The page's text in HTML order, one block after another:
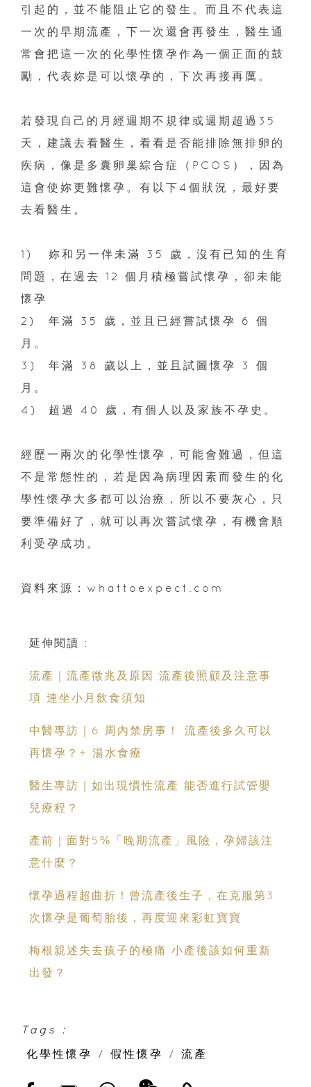
引起的，並不能阻止它的發生。而且不代表這
一次的早期流產，下一次還會再發生，醫生通
常會把這一次的化學性懷孕作為一個正面的鼓
勵，代表妳是可以懷孕的，下次再接再厲。
若發現自己的月經週期不規律或週期超過35
天，建議去看醫生，看看是否能排除無排卵的
疾病，像是多囊卵巢綜合症（PCOS），因為
這會使妳更難懷孕。有以下4個狀況，最好要
去看醫生。
1)
妳和另一伴未滿 35 歲，沒有已知的生育
問題，在過去 12 個月積極嘗試懷孕，卻未能
懷孕
2)
年滿 35 歲，並且已經嘗試懷孕 6 個
月。
3)
年滿 38 歲以上，並且試圖懷孕 3 個
月。
4)
超過 40 歲，有個人以及家族不孕史。
經歷一兩次的化學性懷孕，可能會難過，但這
不是常態性的，若是因為病理因素而發生的化
學性懷孕大多都可以治療，所以不要灰心，只
要準備好了，就可以再次嘗試懷孕，有機會順
利受孕成功。
資料來源：whattoexpect.com
延伸閱讀 :
流產｜流產徵兆及原因 流產後照顧及注意事
項 連坐小月飲食須知
中醫專訪｜6 周內禁房事！ 流產後多久可以
再懷孕？+ 湯水食療
醫生專訪｜如出現慣性流產 能否進行試管嬰
兒療程？
產前｜面對5%「晚期流產」風險，孕婦該注
意什麼？
懷孕過程超曲折！曾流產後生子，在克服第3
次懷孕是葡萄胎後，再度迎來彩虹寶寶
梅根親述失去孩子的極痛 小產後該如何重新
出發？
Tags :
化學性懷孕
/ 假性懷孕 / 流產